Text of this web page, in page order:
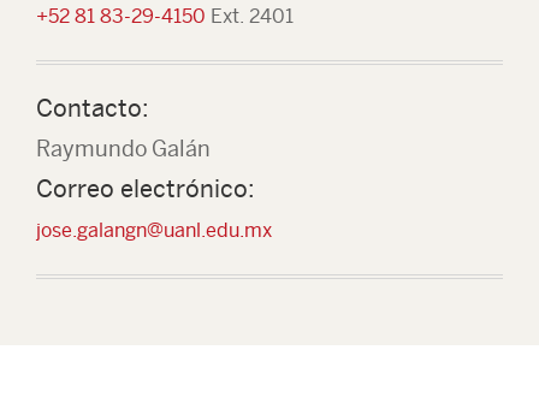
+52 81 83-29-4150 Ext. 2401
Contacto:
Raymundo Galán
Correo electrónico:
jose.galangn@uanl.edu.mx